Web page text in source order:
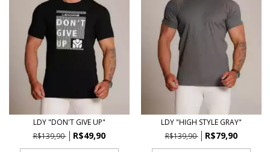
LDY "DON'T GIVE UP"
R$139,90
R$49,90
LDY "HIGH STYLE GRAY"
R$139,90
R$79,90